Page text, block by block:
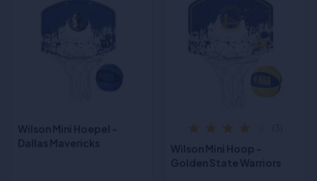
Wilson Mini Hoepel -
Dallas Mavericks
Wilson Mini Hoop -
Golden State Warriors